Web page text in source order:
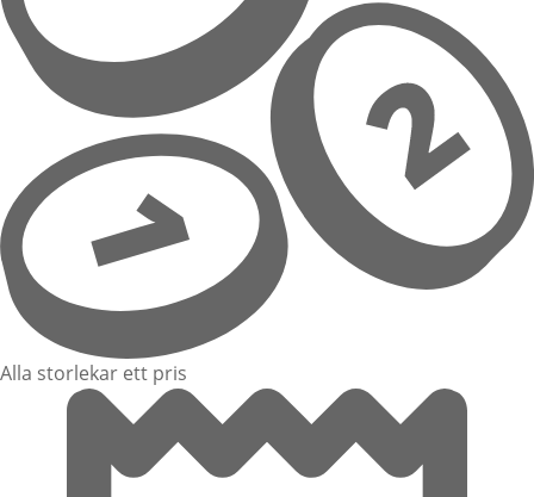
Alla storlekar ett pris